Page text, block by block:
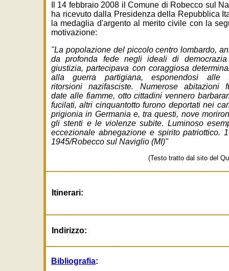
Il 14 febbraio 2008 il Comune di Robecco sul
ha ricevuto dalla Presidenza della Repubblica
la medaglia d'argento al merito civile con la
motivazione:
"La popolazione del piccolo centro lombardo,
da profonda fede negli ideali di
giustizia, partecipava con coraggiosa
alla guerra partigiana, esponendosi alle
ritorsioni nazifasciste. Numerose abitazioni
date alle fiamme, otto cittadini vennero
fucilati, altri cinquantotto furono deportati nei
prigionia in Germania e, tra questi, nove
gli stenti e le violenze subite. Luminoso
eccezionale abnegazione e spirito patriottico.
1945/Robecco sul Naviglio (MI)"
(Testo tratto dal sito del
Itinerari:
Indirizzo:
Bibliografia: